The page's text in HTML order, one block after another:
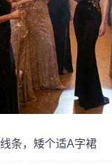
条，矮个适A字裙